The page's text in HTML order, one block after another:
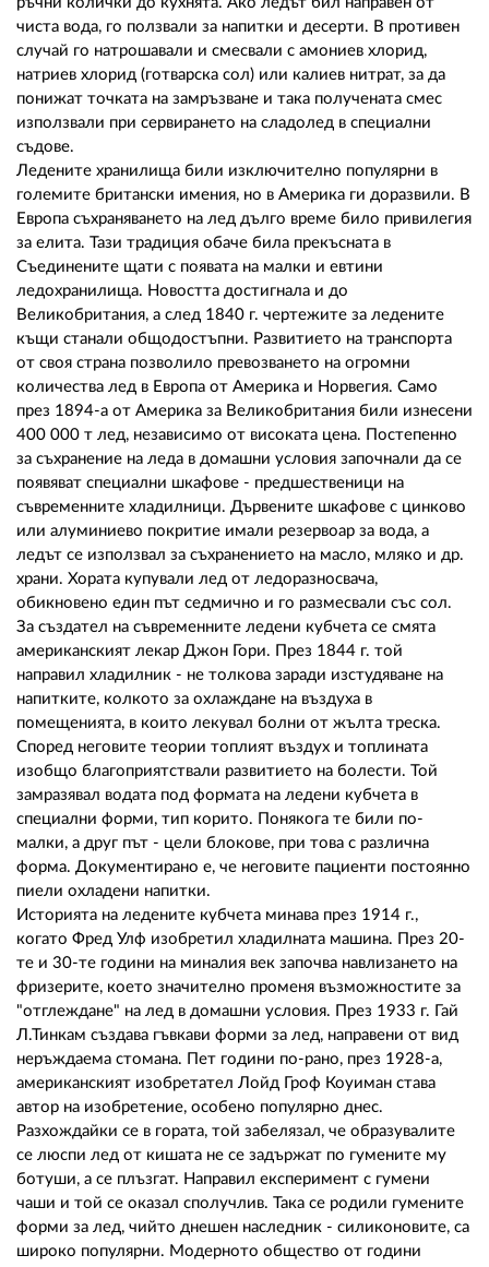
чиста вода, го ползвали за напитки и десерти. В противен
случай го натрошавали и смесвали с амониев хлорид,
натриев хлорид (готварска сол) или калиев нитрат, за да
понижат точката на замръзване и така получената смес
използвали при сервирането на сладолед в специални
съдове.
Ледените хранилища били изключително популярни в
големите британски имения, но в Америка ги доразвили. В
Европа съхраняването на лед дълго време било привилегия
за елита. Тази традиция обаче била прекъсната в
Съединените щати с появата на малки и евтини
ледохранилища. Новостта достигнала и до
Великобритания, а след 1840 г. чертежите за ледените
къщи станали общодостъпни. Развитието на транспорта
от своя страна позволило превозването на огромни
количества лед в Европа от Америка и Норвегия. Само
през 1894-а от Америка за Великобритания били изнесени
400 000 т лед, независимо от високата цена. Постепенно
за съхранение на леда в домашни условия започнали да се
появяват специални шкафове - предшественици на
съвременните хладилници. Дървените шкафове с цинково
или алуминиево покритие имали резервоар за вода, а
ледът се използвал за съхранението на масло, мляко и др.
храни. Хората купували лед от ледоразносвача,
обикновено един път седмично и го размесвали със сол.
За създател на съвременните ледени кубчета се смята
американският лекар Джон Гори. През 1844 г. той
направил хладилник - не толкова заради изстудяване на
напитките, колкото за охлаждане на въздуха в
помещенията, в които лекувал болни от жълта треска.
Според неговите теории топлият въздух и топлината
изобщо благоприятствали развитието на болести. Той
замразявал водата под формата на ледени кубчета в
специални форми, тип корито. Понякога те били по-
малки, а друг път - цели блокове, при това с различна
форма. Документирано е, че неговите пациенти постоянно
пиели охладени напитки.
Историята на ледените кубчета минава през 1914 г.,
когато Фред Улф изобретил хладилната машина. През 20-
те и 30-те години на миналия век започва навлизането на
фризерите, което значително променя възможностите за
"отглеждане" на лед в домашни условия. През 1933 г. Гай
Л.Тинкам създава гъвкави форми за лед, направени от вид
неръждаема стомана. Пет години по-рано, през 1928-а,
американският изобретател Лойд Гроф Коуиман става
автор на изобретение, особено популярно днес.
Разхождайки се в гората, той забелязал, че образувалите
се люспи лед от кишата не се задържат по гумените му
ботуши, а се плъзгат. Направил експеримент с гумени
чаши и той се оказал сполучлив. Така се родили гумените
форми за лед, чийто днешен наследник - силиконовите, са
широко популярни. Модерното общество от години